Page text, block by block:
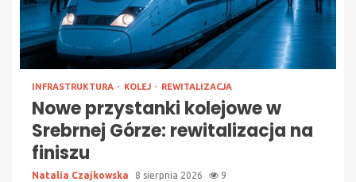
INFRASTRUKTURA KOLEJ REWITALIZACJA
Nowe przystanki kolejowe w
Srebrnej Górze: rewitalizacja na
finiszu
Natalia Czajkowska 8 sierpnia 2026 9